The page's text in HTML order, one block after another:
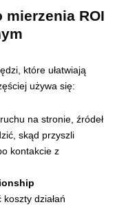
mierzenia ROI
które ułatwiają
używa się:
na stronie, źródeł
skąd przyszli
kontakcie z
działań